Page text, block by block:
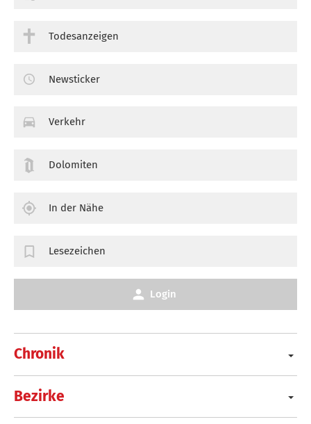
Chronik
Bezirke
Todesanzeigen
Newsticker
Verkehr
Dolomiten
In der Nähe
Lesezeichen
Login